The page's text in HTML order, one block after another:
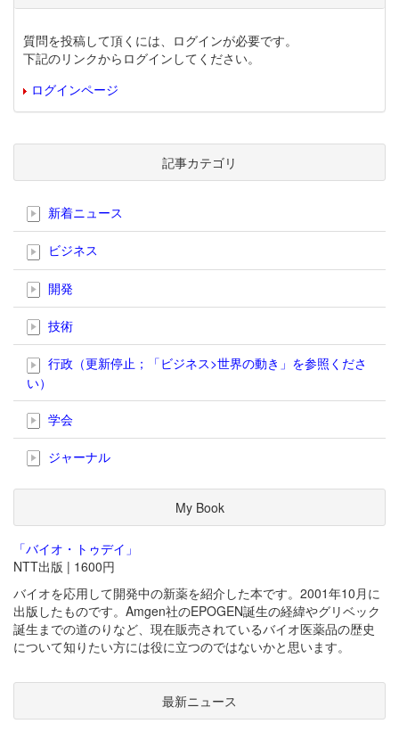
質問を投稿して頂くには、ログインが必要です。
下記のリンクからログインしてください。
ログインページ
記事カテゴリ
新着ニュース
ビジネス
開発
技術
行政（更新停止；「ビジネス>世界の動き」を参照くださ
い）
学会
ジャーナル
My Book
「バイオ・トゥデイ」
NTT出版 | 1600円
バイオを応用して開発中の新薬を紹介した本です。2001年10月に
出版したものです。Amgen社のEPOGEN誕生の経緯やグリベック
誕生までの道のりなど、現在販売されているバイオ医薬品の歴史
について知りたい方には役に立つのではないかと思います。
最新ニュース